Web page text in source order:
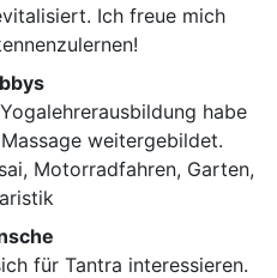
Ich freue mich
habe
weitergebildet.
Motorradfahren, Garten,
für Tantra interessieren.